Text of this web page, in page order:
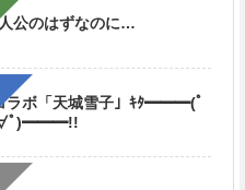
公のはずなのに…
ラボ「天城雪子」ｷﾀ━━━(ﾟ
ﾟ)━━━!!